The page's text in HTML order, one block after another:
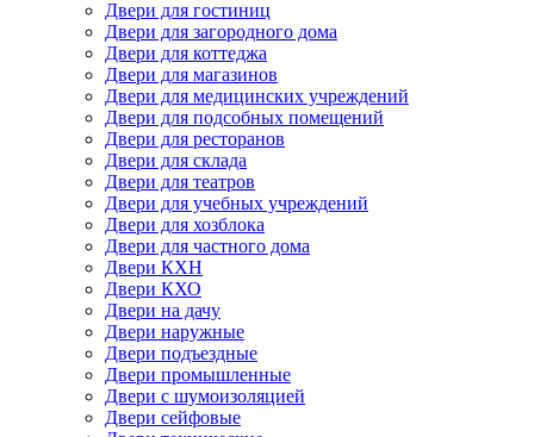
Двери для гостиниц
Двери для загородного дома
Двери для коттеджа
Двери для магазинов
Двери для медицинских учреждений
Двери для подсобных помещений
Двери для ресторанов
Двери для склада
Двери для театров
Двери для учебных учреждений
Двери для хозблока
Двери для частного дома
Двери КХН
Двери КХО
Двери на дачу
Двери наружные
Двери подъездные
Двери промышленные
Двери с шумоизоляцией
Двери сейфовые